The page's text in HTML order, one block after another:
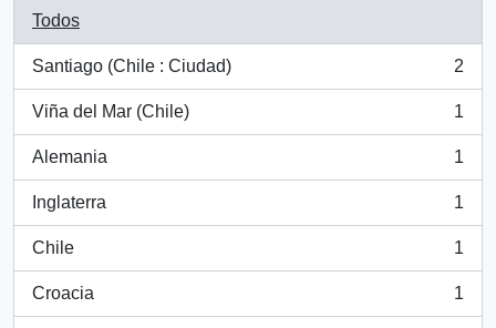
Todos
Santiago (Chile : Ciudad)
, 2 resultados
2
Viña del Mar (Chile)
, 1 resultados
1
Alemania
, 1 resultados
1
Inglaterra
, 1 resultados
1
Chile
, 1 resultados
1
Croacia
, 1 resultados
1